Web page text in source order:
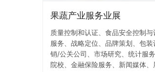
果蔬产业服务业展
质量控制和认证、食品安全控制
服务、战略定位、品牌策划、包
销/公关公司、市场研究、统计服
院校、金融保险服务、新闻媒体、